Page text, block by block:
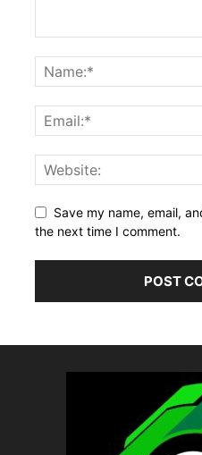
Save my name, email,
the next time I comment.